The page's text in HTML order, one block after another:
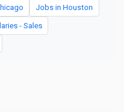
Jobs in Houston
- Sales